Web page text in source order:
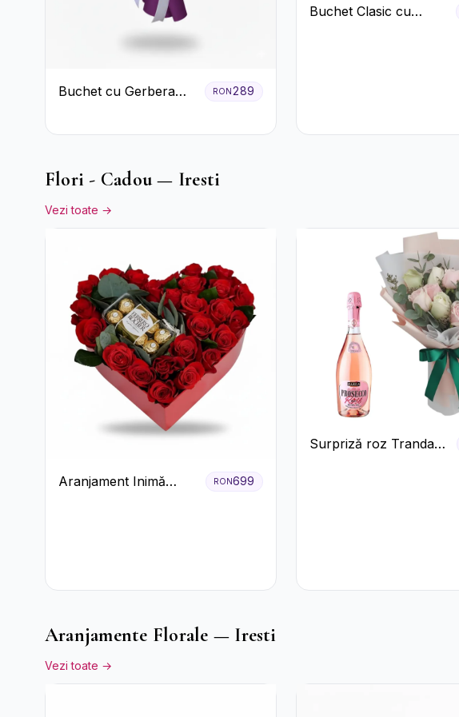
Buchet cu Gerbera
RON289
Buchet Clasic cu
Flori - Cadou — Iresti
Vezi toate →
Aranjament Inimă
RON699
Surpriză roz Trandafiri
Aranjamente Florale — Iresti
Vezi toate →